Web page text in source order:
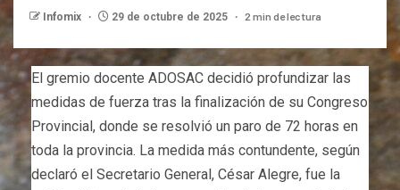
Infomix 29 de octubre de 2025 2 min de lectura
El gremio docente ADOSAC decidió profundizar las
medidas de fuerza tras la finalización de su Congreso
Provincial, donde se resolvió un paro de 72 horas en
toda la provincia. La medida más contundente, según
declaró el Secretario General, César Alegre, fue la